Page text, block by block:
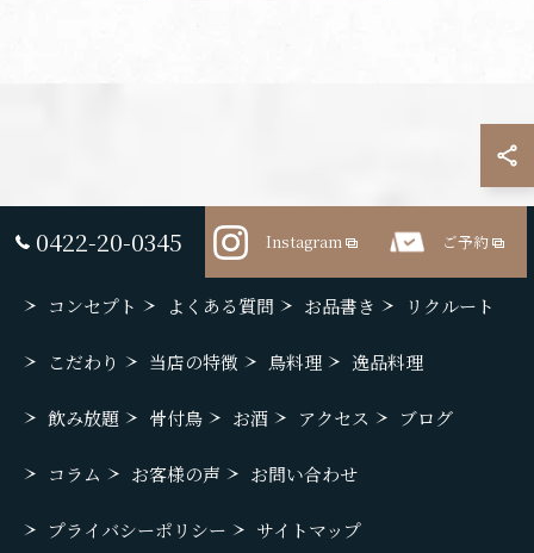
0422-20-0345 Instagram ご予約
コンセプト よくある質問 お品書き リクルート
こだわり 当店の特徴 鳥料理 逸品料理
飲み放題 骨付鳥 お酒 アクセス ブログ
コラム お客様の声 お問い合わせ
プライバシーポリシー サイトマップ